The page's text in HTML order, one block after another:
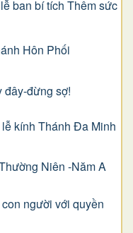
ban bí tích Thêm sức
Hôn Phối
đây-đừng sợ!
kính Thánh Đa Minh
Niên -Năm A
người với quyền